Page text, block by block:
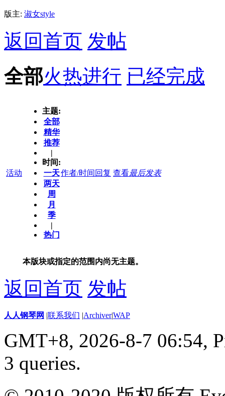
版主: 淑女style
返回首页 发帖
全部火热进行 已经完成
活动
主题:
全部
精华
推荐
|
时间:
一天
两天
周
月
季
|
热门
作者/时间 回复 查看最后发表
本版块或指定的范围内尚无主题。
返回首页 发帖
人人钢琴网 |联系我们 |Archiver|WAP
GMT+8, 2026-8-7 06:54,
3 queries.